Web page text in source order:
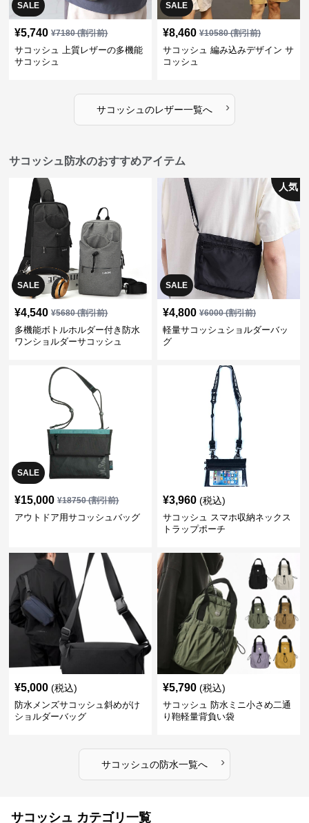
SALE
¥5,740 ¥7180(割引前)
サコッシュ 上質レザーの多機能
サコッシュ
SALE
¥8,460 ¥10580(割引前)
サコッシュ 編み込みデザイン サ
コッシュ
サコッシュのレザー一覧へ ›
サコッシュ防水のおすすめアイテム
SALE
¥4,540 ¥5680(割引前)
多機能ボトルホルダー付き防水
ワンショルダーサコッシュ
SALE
人気
¥4,800 ¥6000(割引前)
軽量サコッシュショルダーバッ
グ
SALE
¥15,000 ¥18750(割引前)
アウトドア用サコッシュバッグ
¥3,960 (税込)
サコッシュ スマホ収納ネックス
トラップポーチ
¥5,000 (税込)
防水メンズサコッシュ斜めがけ
ショルダーバッグ
¥5,790 (税込)
サコッシュ 防水ミニ小さめ二通
り鞄軽量背負い袋
サコッシュの防水一覧へ ›
サコッシュ カテゴリ一覧